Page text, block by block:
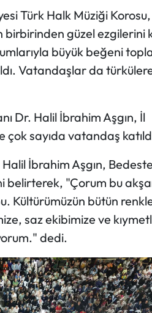
Türk Halk Müziği Korosu,
güzel ezgilerini
büyük beğeni
Vatandaşlar da
Dr. Halil İbrahim Aşgın, İl
sayıda vatandaş
İbrahim Aşgın,
belirterek, "Çorum bu
Kültürümüzün bütün
saz ekibimize ve
dedi.